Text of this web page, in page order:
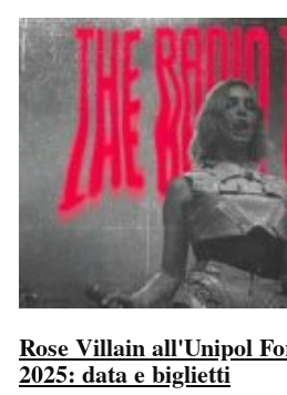
Rose Villain all'Unipol
2025: data e biglietti